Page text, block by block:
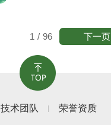
1 / 96 下一页
技术团队 荣誉资质